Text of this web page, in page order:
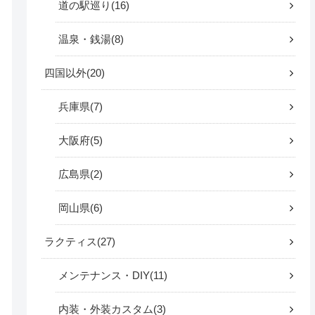
道の駅巡り 16
温泉・銭湯 8
四国以外 20
兵庫県 7
大阪府 5
広島県 2
岡山県 6
ラクティス 27
メンテナンス・DIY 11
内装・外装カスタム 3